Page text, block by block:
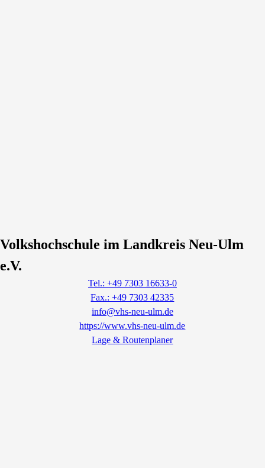
Volkshochschule im Landkreis Neu-Ulm
e.V.
Tel.: +49 7303 16633-0
Fax.: +49 7303 42335
info@vhs-neu-ulm.de
https://www.vhs-neu-ulm.de
Lage & Routenplaner